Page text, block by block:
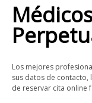
Los mejores
sus datos de
de reservar cita online